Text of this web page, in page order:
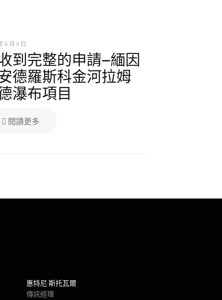
6 月 9 日
到完整的申請—緬因
德羅斯科金河拉姆
瀑布項目
閱讀更多
惠特尼·斯托瓦爾
傳訊經理